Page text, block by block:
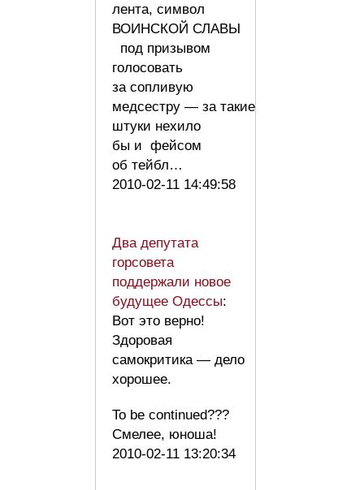
лента, символ
ВОИНСКОЙ СЛАВЫ
под призывом
голосовать
за сопливую
медсестру — за такие
штуки нехило
бы и фейсом
об тейбл…
2010-02-11 14:49:58
Два депутата
горсовета
поддержали новое
будущее Одессы:
Вот это верно!
Здоровая
самокритика — дело
хорошее.
To be continued???
Смелее, юноша!
2010-02-11 13:20:34